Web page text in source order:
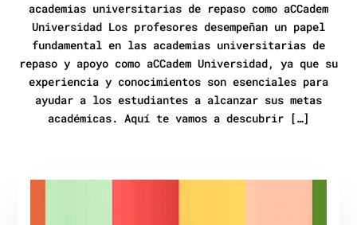
academias universitarias de repaso como aCCadem
Universidad Los profesores desempeñan un papel
fundamental en las academias universitarias de
repaso y apoyo como aCCadem Universidad, ya que su
experiencia y conocimientos son esenciales para
ayudar a los estudiantes a alcanzar sus metas
académicas. Aquí te vamos a descubrir […]